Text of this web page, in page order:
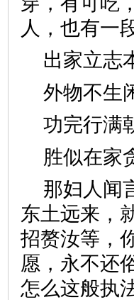
人，也有
出家立
外物不
功完行
胜似在
那妇人闻
东土远来，
招赘汝等，
愿，永不还
怎么这般执